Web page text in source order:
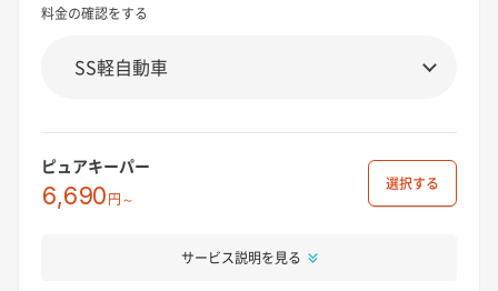
料金の確認をする
ピュアキーパー
6,690円～
選択
サービス説明を見る